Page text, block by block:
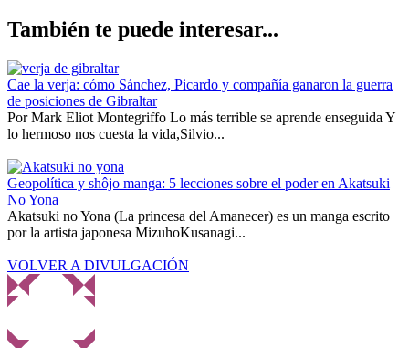
También te puede interesar...
Cae la verja: cómo Sánchez, Picardo y compañía ganaron la guerra
de posiciones de Gibraltar
Por Mark Eliot Montegriffo Lo más terrible se aprende enseguida Y
lo hermoso nos cuesta la vida,Silvio...
Geopolítica y shôjo manga: 5 lecciones sobre el poder en Akatsuki
No Yona
Akatsuki no Yona (La princesa del Amanecer) es un manga escrito
por la artista japonesa MizuhoKusanagi...
VOLVER A DIVULGACIÓN